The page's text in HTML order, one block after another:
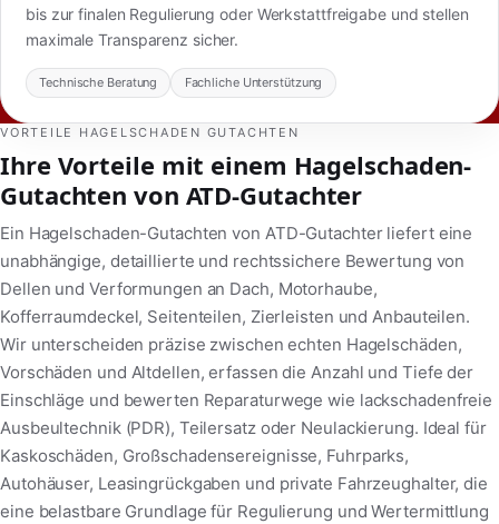
bis zur finalen Regulierung oder Werkstattfreigabe und stellen
maximale Transparenz sicher.
Technische Beratung Fachliche Unterstützung
VORTEILE HAGELSCHADEN GUTACHTEN
Ihre Vorteile mit einem Hagelschaden-
Gutachten von ATD-Gutachter
Ein Hagelschaden-Gutachten von ATD-Gutachter liefert eine
unabhängige, detaillierte und rechtssichere Bewertung von
Dellen und Verformungen an Dach, Motorhaube,
Kofferraumdeckel, Seitenteilen, Zierleisten und Anbauteilen.
Wir unterscheiden präzise zwischen echten Hagelschäden,
Vorschäden und Altdellen, erfassen die Anzahl und Tiefe der
Einschläge und bewerten Reparaturwege wie lackschadenfreie
Ausbeultechnik (PDR), Teilersatz oder Neulackierung. Ideal für
Kaskoschäden, Großschadensereignisse, Fuhrparks,
Autohäuser, Leasingrückgaben und private Fahrzeughalter, die
eine belastbare Grundlage für Regulierung und Wertermittlung